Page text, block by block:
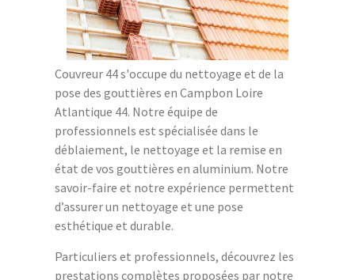
Couvreur 44 s'occupe du nettoyage et de la
pose des gouttières en Campbon Loire
Atlantique 44. Notre équipe de
professionnels est spécialisée dans le
déblaiement, le nettoyage et la remise en
état de vos gouttières en aluminium. Notre
savoir-faire et notre expérience permettent
d’assurer un nettoyage et une pose
esthétique et durable.
Particuliers et professionnels, découvrez les
prestations complètes proposées par notre